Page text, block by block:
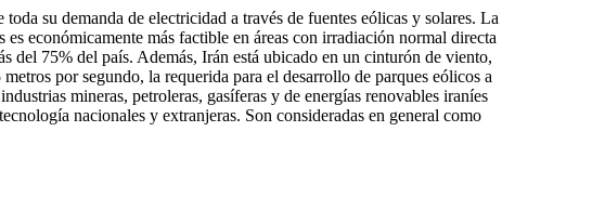
su demanda de electricidad a través de fuentes eólicas y solares. La
económicamente más factible en áreas con irradiación normal directa
75% del país. Además, Irán está ubicado en un cinturón de viento,
por segundo, la requerida para el desarrollo de parques eólicos a
mineras, petroleras, gasíferas y de energías renovables iraníes
nacionales y extranjeras. Son consideradas en general como